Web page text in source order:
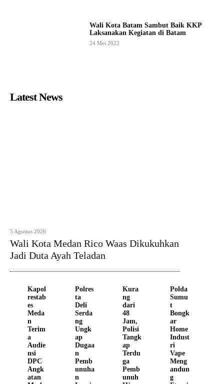
Wali Kota Batam Sambut Baik KKP
Laksanakan Kegiatan di Batam
24 Mei 2022
Latest News
5 Agustus 2026
Wali Kota Medan Rico Waas Dikukuhkan
Jadi Duta Ayah Teladan
Kapol
restab
es
Meda
n
Terim
a
Audie
nsi
DPC
Angk
atan
Polres
ta
Deli
Serda
ng
Ungk
ap
Dugaa
n
Pemb
unuha
n
Kura
ng
dari
48
Jam,
Polisi
Tangk
ap
Terdu
ga
Pemb
unuh
Polda
Sumu
t
Bongk
ar
Home
Indust
ri
Vape
Meng
andun
g